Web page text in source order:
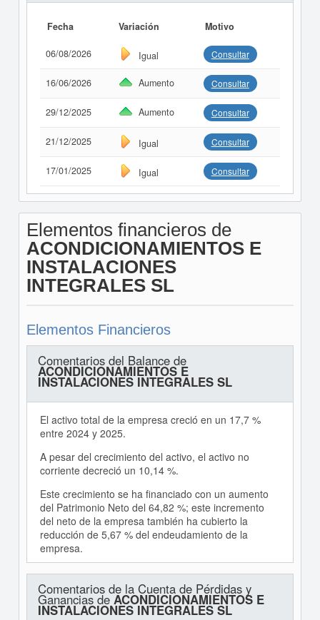
Fecha Variación Motivo
06/08/2026 Igual Consultar
16/06/2026 Aumento Consultar
29/12/2025 Aumento Consultar
21/12/2025 Igual Consultar
17/01/2025 Igual Consultar
Elementos financieros de
ACONDICIONAMIENTOS E
INSTALACIONES
INTEGRALES SL
Elementos Financieros
Comentarios del Balance de
ACONDICIONAMIENTOS E
INSTALACIONES INTEGRALES SL
El activo total de la empresa creció en un 17,7 %
entre 2024 y 2025.
A pesar del crecimiento del activo, el activo no
corriente decreció un 10,14 %.
Este crecimiento se ha financiado con un aumento
del Patrimonio Neto del 64,82 %; este incremento
del neto de la empresa también ha cubierto la
reducción de 5,67 % del endeudamiento de la
empresa.
Comentarios de la Cuenta de Pérdidas y
Ganancias deACONDICIONAMIENTOS E
INSTALACIONES INTEGRALES SL